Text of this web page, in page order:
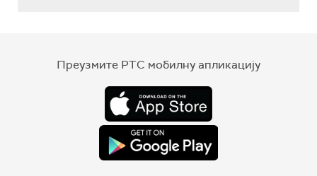
Преузмите РТС мобилну апликацију